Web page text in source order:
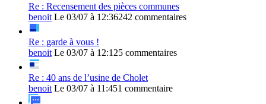
Re : Recensement des pièces communes
benoit Le 03/07 à 12:36242 commentaires
Re : garde à vous !
benoit Le 03/07 à 12:125 commentaires
Re : 40 ans de l’usine de Cholet
benoit Le 03/07 à 11:451 commentaire